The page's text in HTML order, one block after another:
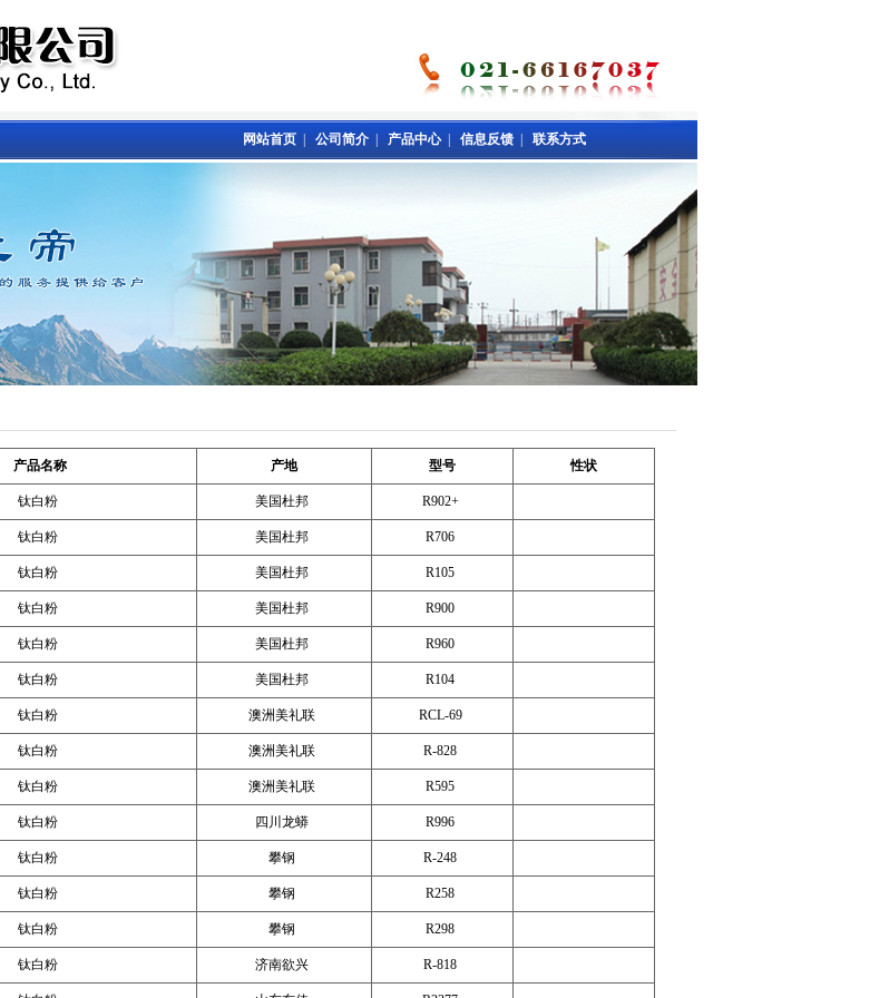
网站首页 公司简介 产品中心| 信息反馈 联系方式
产品名称 产地 型号 性状
钛白粉 美国杜邦 R902+
钛白粉 美国杜邦 R706
钛白粉 美国杜邦 R105
钛白粉 美国杜邦 R900
钛白粉 美国杜邦 R960
钛白粉 美国杜邦 R104
钛白粉 澳洲美礼联 RCL-69
钛白粉 澳洲美礼联 R-828
钛白粉 澳洲美礼联 R595
钛白粉 四川龙蟒 R996
钛白粉 攀钢 R-248
钛白粉 攀钢 R258
钛白粉 攀钢 R298
钛白粉 济南欲兴 R-818